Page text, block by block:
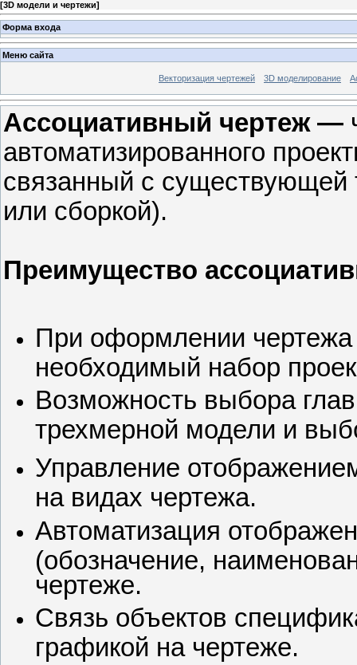
[3D модели и чертежи]
Форма входа
Меню сайта
Векторизация чертежей 3D моделирование
Ассоциативный чертеж —
автоматизированного
связанный с
или сборкой).
Преимущество
При оформлении
необходимый набор
Возможность выбора
трехмерной модели и
Управление
на видах чертежа.
Автоматизация
(обозначение,
чертеже.
Связь объектов
графикой на чертеже.